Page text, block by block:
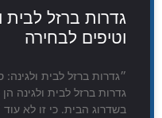
גדרות ברזל לבית
וטיפים לבחירה
״גדרות ברזל לבית ולגינה:
גדרות ברזל לבית ולגינה
בשדרוג הבית. כי זו לא